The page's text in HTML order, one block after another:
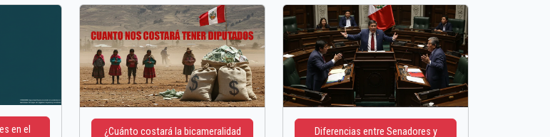
en el
¿Cuánto costará la bicameralidad
Diferencias entre Senadores y